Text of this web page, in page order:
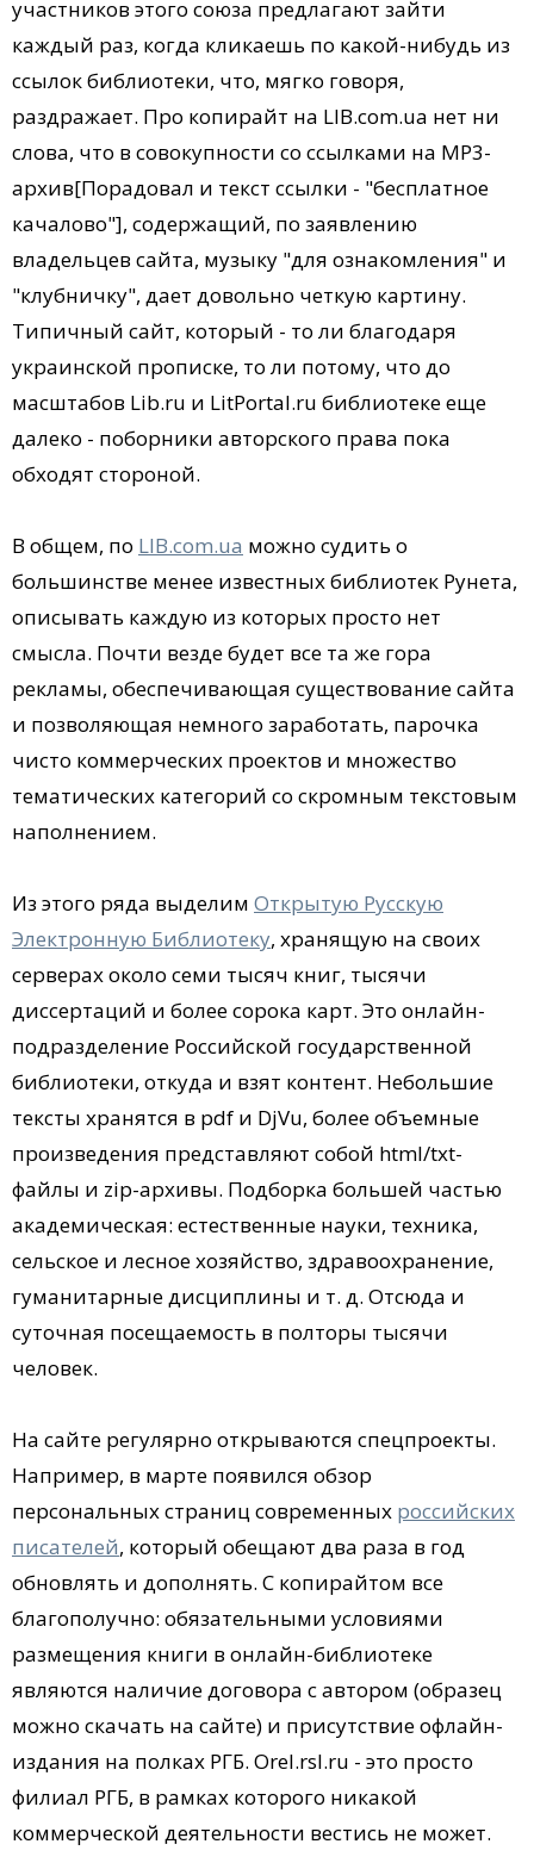
участников этого союза предлагают зайти
каждый раз, когда кликаешь по какой-нибудь из
ссылок библиотеки, что, мягко говоря,
раздражает. Про копирайт на LIB.com.ua нет ни
слова, что в совокупности со ссылками на MP3-
архив[Порадовал и текст ссылки - "бесплатное
качалово"], содержащий, по заявлению
владельцев сайта, музыку "для ознакомления" и
"клубничку", дает довольно четкую картину.
Типичный сайт, который - то ли благодаря
украинской прописке, то ли потому, что до
масштабов Lib.ru и LitPortal.ru библиотеке еще
далеко - поборники авторского права пока
обходят стороной.
В общем, по LIB.com.ua можно судить о
большинстве менее известных библиотек Рунета,
описывать каждую из которых просто нет
смысла. Почти везде будет все та же гора
рекламы, обеспечивающая существование сайта
и позволяющая немного заработать, парочка
чисто коммерческих проектов и множество
тематических категорий со скромным текстовым
наполнением.
Из этого ряда выделим Открытую Русскую
Электронную Библиотеку, хранящую на своих
серверах около семи тысяч книг, тысячи
диссертаций и более сорока карт. Это онлайн-
подразделение Российской государственной
библиотеки, откуда и взят контент. Небольшие
тексты хранятся в pdf и DjVu, более объемные
произведения представляют собой html/txt-
файлы и zip-архивы. Подборка большей частью
академическая: естественные науки, техника,
сельское и лесное хозяйство, здравоохранение,
гуманитарные дисциплины и т. д. Отсюда и
суточная посещаемость в полторы тысячи
человек.
На сайте регулярно открываются спецпроекты.
Например, в марте появился обзор
персональных страниц современных российских
писателей, который обещают два раза в год
обновлять и дополнять. С копирайтом все
благополучно: обязательными условиями
размещения книги в онлайн-библиотеке
являются наличие договора с автором (образец
можно скачать на сайте) и присутствие офлайн-
издания на полках РГБ. Orel.rsl.ru - это просто
филиал РГБ, в рамках которого никакой
коммерческой деятельности вестись не может.